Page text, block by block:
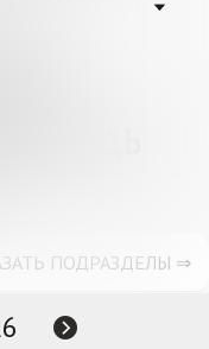
С
ПОДРАЗДЕЛЫ ⇒